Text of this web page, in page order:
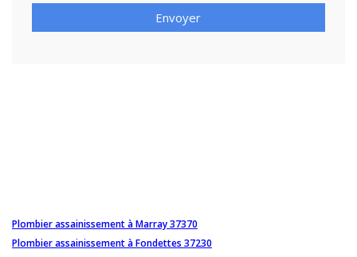
Envoyer
Plombier assainissement à Marray 37370
Plombier assainissement à Fondettes 37230